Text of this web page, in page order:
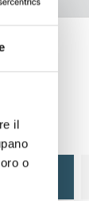
il
o